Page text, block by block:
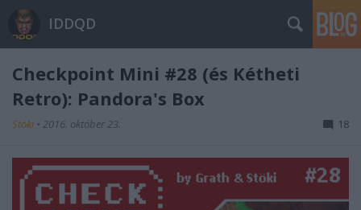
IDDQD
Checkpoint Mini #28 (és Kétheti
Retro): Pandora's Box
Stöki • 2016. október 23. 18